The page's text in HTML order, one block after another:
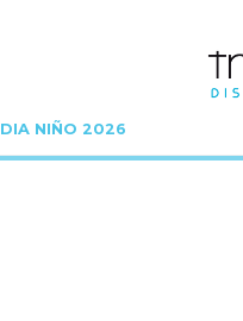
DIA NIÑO 2026
Inicio KNOG